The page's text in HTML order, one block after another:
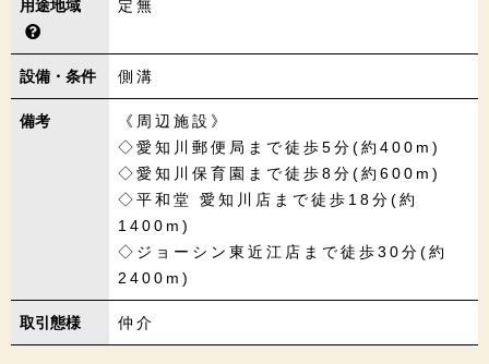
用途地域 定無
設備・条件 側溝
備考
《周辺施設》
◇愛知川郵便局まで徒歩5分(約400m)
◇愛知川保育園まで徒歩8分(約600m)
◇平和堂 愛知川店まで徒歩18分(約
1400m)
◇ジョーシン東近江店まで徒歩30分(約
2400m)
取引態様 仲介